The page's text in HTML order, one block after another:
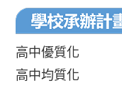
高中優質化
高中均質化